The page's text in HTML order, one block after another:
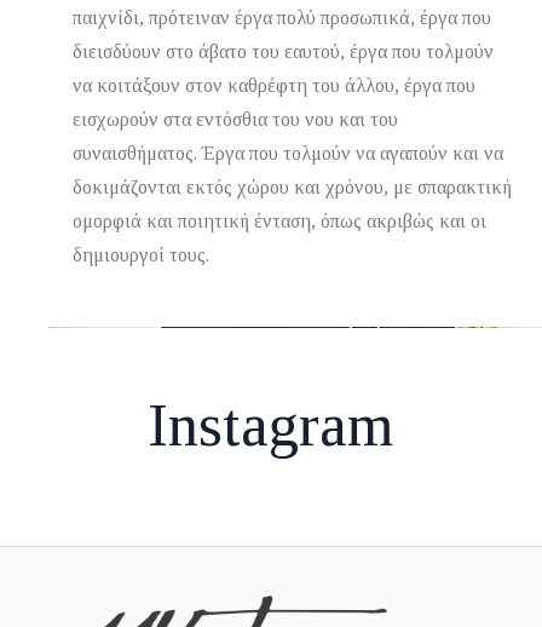
παιχνίδι, πρότειναν έργα πολύ προσωπικά, έργα που
διεισδύουν στο άβατο του εαυτού, έργα που τολμούν
να κοιτάξουν στον καθρέφτη του άλλου, έργα που
εισχωρούν στα εντόσθια του νου και του
συναισθήματος. Έργα που τολμούν να αγαπούν και να
δοκιμάζονται εκτός χώρου και χρόνου, με σπαρακτική
ομορφιά και ποιητική ένταση, όπως ακριβώς και οι
δημιουργοί τους.
Instagram